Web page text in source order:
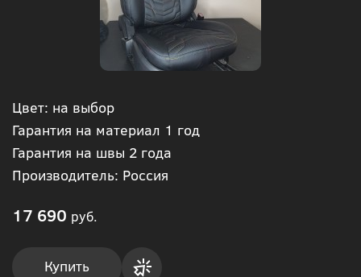
Цвет: на выбор
Гарантия на материал 1 год
Гарантия на швы 2 года
Производитель: Россия
17 690 руб.
Купить